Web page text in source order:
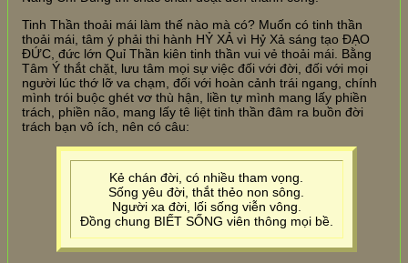
Tinh Thần thoải mái làm thế nào mà có? Muốn có tinh thần
thoải mái, tâm ý phải thi hành HỶ XẢ vì Hỷ Xả sáng tạo ĐẠO
ĐỨC, đức lớn Quỉ Thần kiên tinh thần vui vẻ thoải mái. Bằng
Tâm Ý thắt chặt, lưu tâm mọi sự việc đối với đời, đối với mọi
người lúc thớ lỡ va chạm, đối với hoàn cảnh trái ngang, chính
mình trói buộc ghét vơ thù hận, liền tự mình mang lấy phiền
trách, phiền não, mang lấy tê liệt tinh thần đâm ra buồn đời
trách bạn vô ích, nên có câu:
Kẻ chán đời, có nhiều tham vọng.
Sống yêu đời, thắt thẻo non sông.
Người xa đời, lối sống viễn vông.
Đồng chung BIẾT SỐNG viên thông mọi bề.